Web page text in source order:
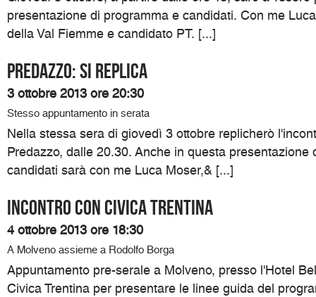
presentazione di programma e candidati. Con me
della Val Fiemme e candidato PT. [...]
Predazzo: si replica
3 ottobre 2013 ore 20:30
Stesso appuntamento in serata
Nella stessa sera di giovedì 3 ottobre replicherò
Predazzo, dalle 20.30. Anche in questa presentazione
candidati sarà con me Luca Moser,& [...]
Incontro con Civica Trentina
4 ottobre 2013 ore 18:30
A Molveno assieme a Rodolfo Borga
Appuntamento pre-serale a Molveno, presso l'Hotel
Civica Trentina per presentare le linee guida del